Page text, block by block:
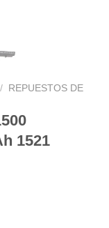
/
REPUESTOS DE
1521